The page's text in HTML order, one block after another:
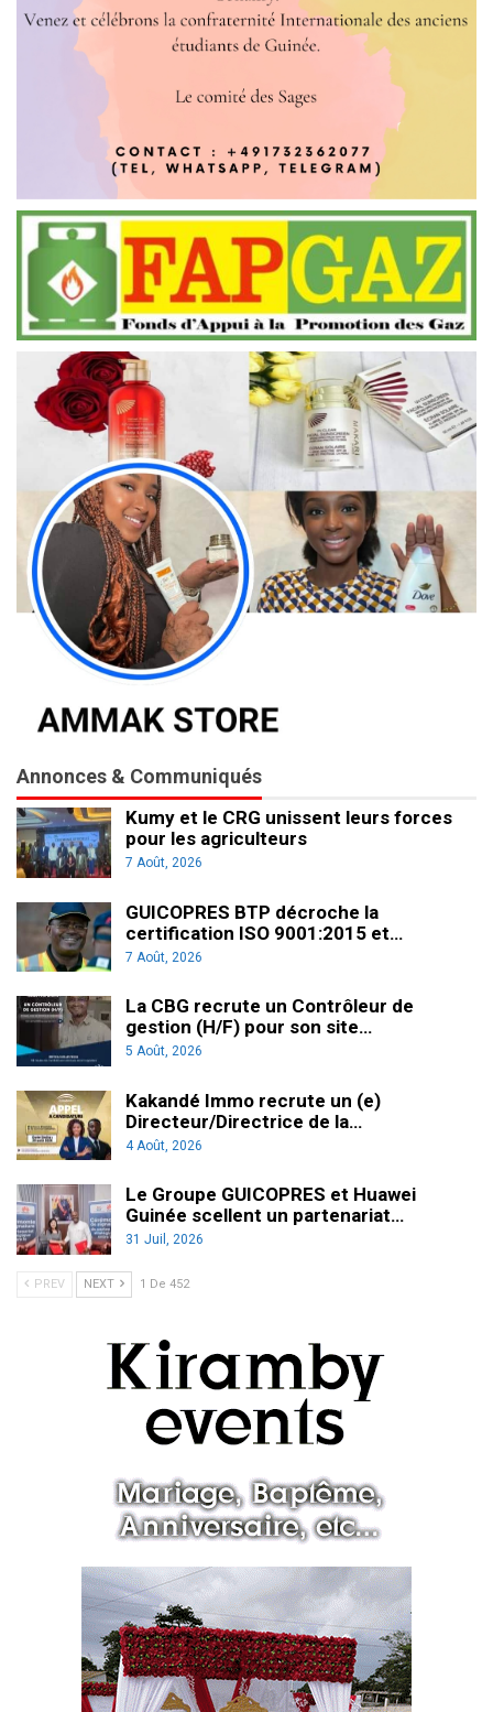
Annonces & Communiqués
Kumy et le CRG unissent leurs forces
pour les agriculteurs
7 Août, 2026
GUICOPRES BTP décroche la
certification ISO 9001:2015 et…
7 Août, 2026
La CBG recrute un Contrôleur de
gestion (H/F) pour son site…
5 Août, 2026
Kakandé Immo recrute un (e)
Directeur/Directrice de la…
4 Août, 2026
Le Groupe GUICOPRES et Huawei
Guinée scellent un partenariat…
31 Juil, 2026
PREV NEXT 1 De 452